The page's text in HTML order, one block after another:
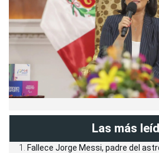
Las más
Fallece Jorge Messi, padre del